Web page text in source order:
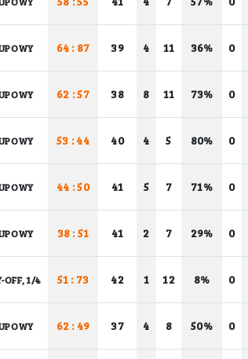
64 : 87 39 4 11 36% 0
62 : 57 38 8 11 73% 0
53 : 44 40 4 5 80% 0
44 : 50 41 5 7 71% 0
38 : 51 41 2 7 29% 0
OFF, 1/4 51 : 73 42 1 12 8% 0
62 : 49 37 4 8 50% 0